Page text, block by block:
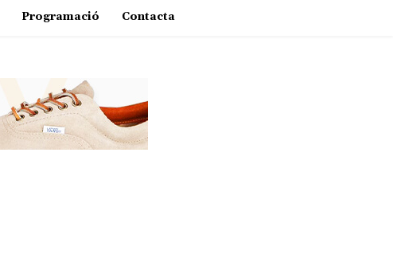
Programació Contacta